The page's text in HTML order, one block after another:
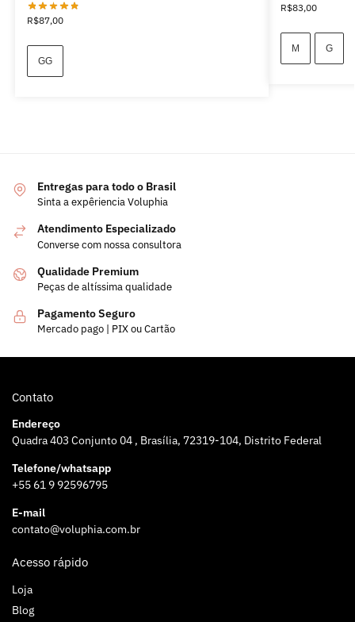
R$87,00
GG
R$83,00
M G
Entregas para todo o Brasil
Sinta a expêriencia Voluphia
Atendimento Especializado
Converse com nossa consultora
Qualidade Premium
Peças de altíssima qualidade
Pagamento Seguro
Mercado pago | PIX ou Cartão
Contato
Endereço
Quadra 403 Conjunto 04 , Brasília, 72319-104, Distrito Federal
Telefone/whatsapp
+55 61 9 92596795
E-mail
contato@voluphia.com.br
Acesso rápido
Loja
Blog